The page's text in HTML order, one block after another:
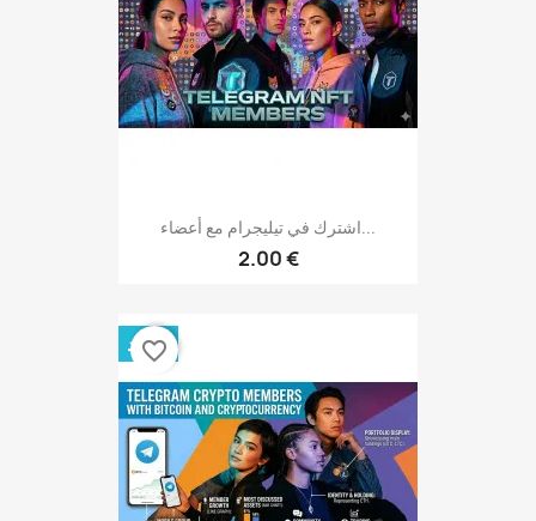
اشترك في تيليجرام مع أعضاء...
2.00 €
جديد
favorite_border